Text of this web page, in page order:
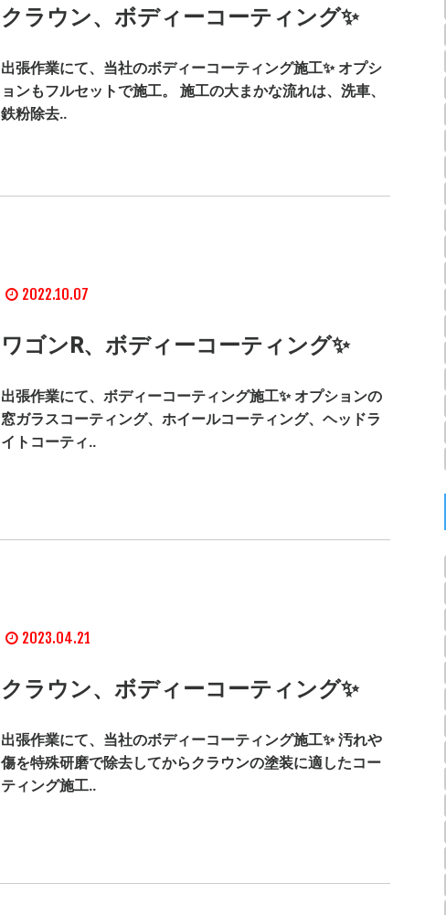
クラウン、ボディーコーティング✨
出張作業にて、当社のボディーコーティング施工✨ オプシ
ョンもフルセットで施工。 施工の大まかな流れは、洗車、
鉄粉除去..
2022.10.07
ワゴンR、ボディーコーティング✨
出張作業にて、ボディーコーティング施工✨ オプションの
窓ガラスコーティング、ホイールコーティング、ヘッドラ
イトコーティ..
2023.04.21
クラウン、ボディーコーティング✨
出張作業にて、当社のボディーコーティング施工✨ 汚れや
傷を特殊研磨で除去してからクラウンの塗装に適したコー
ティング施工..